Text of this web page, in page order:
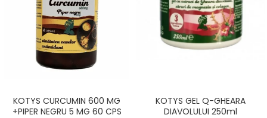
KOTYS CURCUMIN 600 MG
+PIPER NEGRU 5 MG 60 CPS
KOTYS GEL Q-GHEARA
DIAVOLULUI 250ml